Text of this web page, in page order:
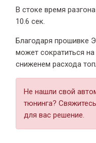
В стоке время
10.6 сек.
Благодаря прошивке
может сократиться
сниженем расхода
Не нашли свой
тюнинга?
для вас решение.